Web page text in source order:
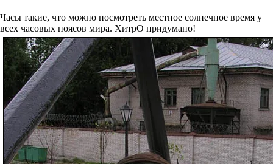
Часы такие, что можно посмотреть местное солнечное время у
всех часовых поясов мира. ХитрО придумано!